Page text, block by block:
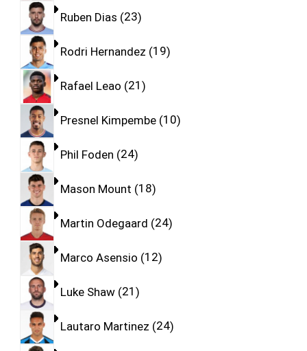
Ruben Dias 23
Rodri Hernandez 19
Rafael Leao 21
Presnel Kimpembe 10
Phil Foden 24
Mason Mount 18
Martin Odegaard 24
Marco Asensio 12
Luke Shaw 21
Lautaro Martinez 24